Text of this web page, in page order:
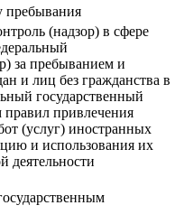
пребывания
(надзор) в сфере
за пребыванием и
и лиц без гражданства в
государственный
правил привлечения
(услуг) иностранных
и использования их
деятельности